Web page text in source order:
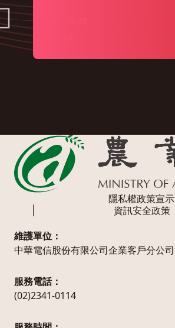
隱私權政策宣示
資訊安全政策
維護單位：
中華電信股份有限公司企業客戶分公司
服務電話：
(02)2341-0114